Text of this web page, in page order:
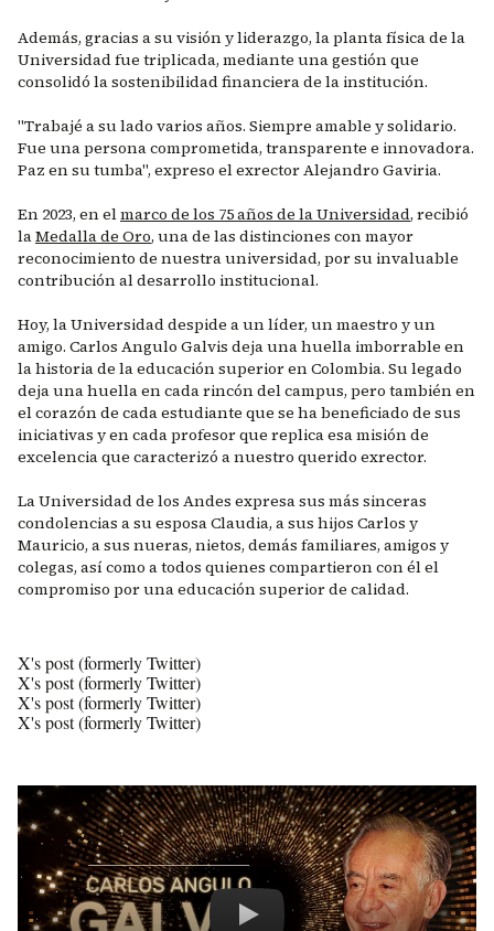
Además, gracias a su visión y liderazgo, la planta física de la
Universidad fue triplicada, mediante una gestión que
consolidó la sostenibilidad financiera de la institución.
"Trabajé a su lado varios años. Siempre amable y solidario.
Fue una persona comprometida, transparente e innovadora.
Paz en su tumba", expreso el exrector Alejandro Gaviria.
En 2023, en elmarco de los 75 años de la Universidad, recibió
laMedalla de Oro, una de las distinciones con mayor
reconocimiento de nuestra universidad, por su invaluable
contribución al desarrollo institucional.
Hoy, la Universidad despide a un líder, un maestro y un
amigo. Carlos Angulo Galvis deja una huella imborrable en
la historia de la educación superior en Colombia. Su legado
deja una huella en cada rincón del campus, pero también en
el corazón de cada estudiante que se ha beneficiado de sus
iniciativas y en cada profesor que replica esa misión de
excelencia que caracterizó a nuestro querido exrector.
La Universidad de los Andes expresa sus más sinceras
condolencias a su esposa Claudia, a sus hijos Carlos y
Mauricio, a sus nueras, nietos, demás familiares, amigos y
colegas, así como a todos quienes compartieron con él el
compromiso por una educación superior de calidad.
X's post (formerly Twitter)
X's post (formerly Twitter)
X's post (formerly Twitter)
X's post (formerly Twitter)
Remote video URL
Carlos Angulo Galvis - Medalla